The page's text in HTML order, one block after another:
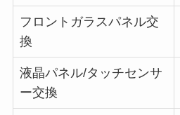
フロントガラスパネル交
換
液晶パネル/タッチセンサ
ー交換